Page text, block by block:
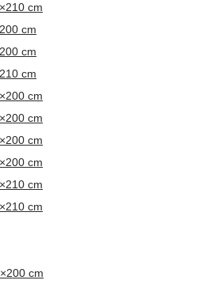
cm
cm
cm
cm
cm
cm
cm
cm
cm
cm
cm